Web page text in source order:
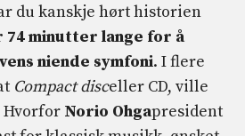
du kanskje hørt historien
74 minutter lange for å
niende symfoni. I flere
Compact disceller CD, ville
Hvorfor Norio Ohgapresident